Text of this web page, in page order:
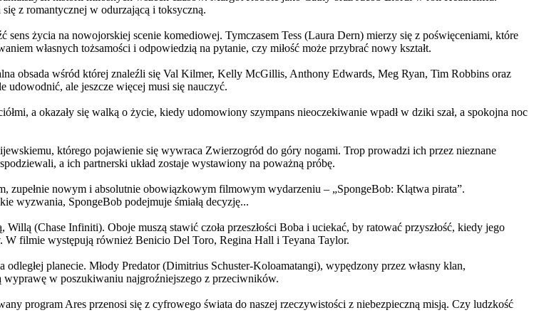
z romantycznej w odurzającą i toksyczną.
życia na nowojorskiej scenie komediowej. Tymczasem Tess (Laura Dern) mierzy się z poświęceniami, które
własnych tożsamości i odpowiedzią na pytanie, czy miłość może przybrać nowy kształt.
obsada wśród której znaleźli się Val Kilmer, Kelly McGillis, Anthony Edwards, Meg Ryan, Tim Robbins oraz
udowodnić, ale jeszcze więcej musi się nauczyć.
a okazały się walką o życie, kiedy udomowiony szympans nieoczekiwanie wpadł w dziki szał, a spokojna noc
którego pojawienie się wywraca Zwierzogród do góry nogami. Trop prowadzi ich przez nieznane
a ich partnerski układ zostaje wystawiony na poważną próbę.
nowym i absolutnie obowiązkowym filmowym wydarzeniu – „SpongeBob: Klątwa pirata”.
wyzwania, SpongeBob podejmuje śmiałą decyzję...
(Chase Infiniti). Oboje muszą stawić czoła przeszłości Boba i uciekać, by ratować przyszłość, kiedy jego
filmie występują również Benicio Del Toro, Regina Hall i Teyana Taylor.
planecie. Młody Predator (Dimitrius Schuster-Koloamatangi), wypędzony przez własny klan,
w poszukiwaniu najgroźniejszego z przeciwników.
program Ares przenosi się z cyfrowego świata do naszej rzeczywistości z niebezpieczną misją. Czy ludzkość